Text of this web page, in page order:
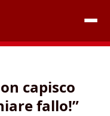
capisco
fallo!”